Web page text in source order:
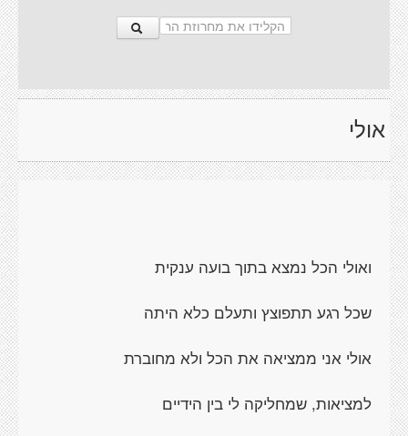
אולי
ואולי הכל נמצא בתוך בועה ענקית
שכל רגע תתפוצץ ותעלם כלא היתה
אולי אני ממציאה את הכל ולא מחוברת
למציאות, שמחליקה לי בין הידיים